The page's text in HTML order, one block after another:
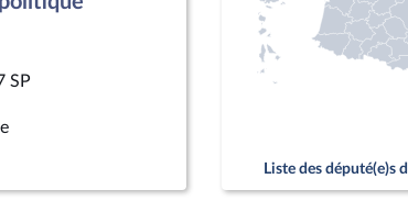
SP
Liste des député(e)s